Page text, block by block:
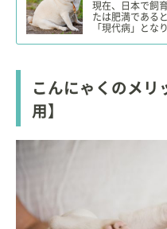
現在、日本で飼
たは肥満である
「現代病」とな
こんにゃくのメ
用】